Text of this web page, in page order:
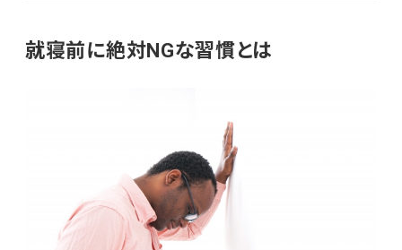
就寝前に絶対NGな習慣とは